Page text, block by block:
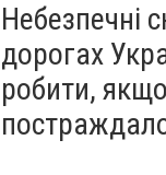
Небезпечні
дорогах
робити,